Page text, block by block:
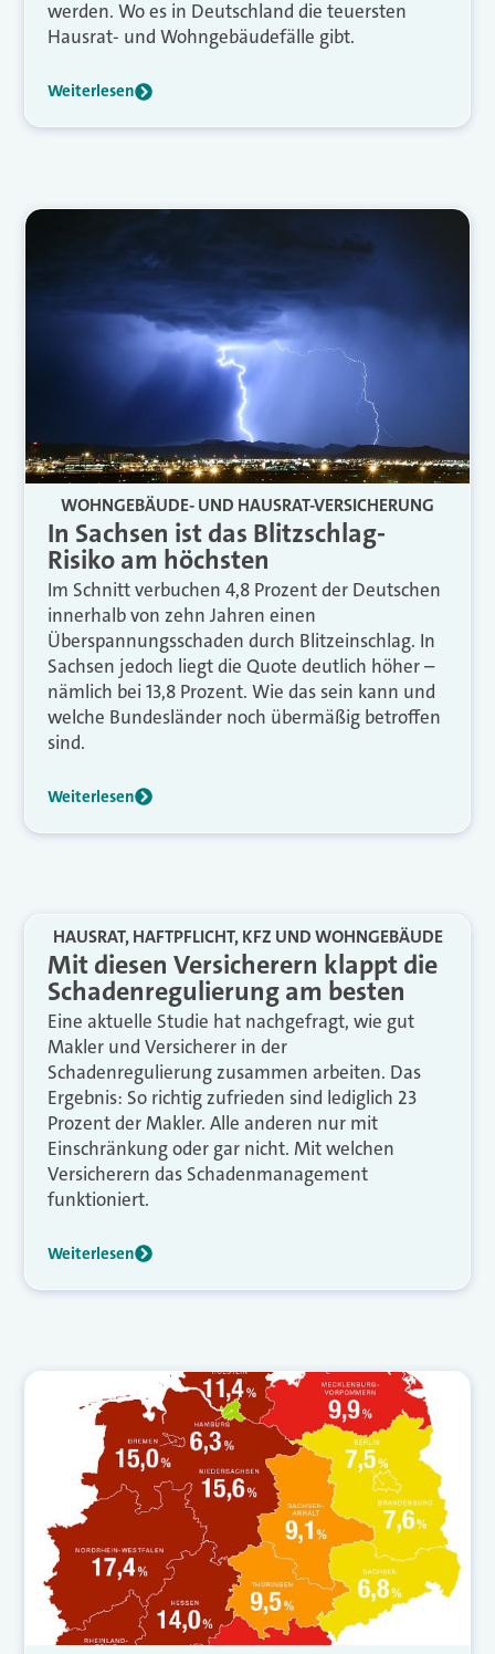
werden. Wo es in Deutschland die teuersten
Hausrat- und Wohngebäudefälle gibt.
Weiterlesen
WOHNGEBÄUDE- UND HAUSRAT-VERSICHERUNG
In Sachsen ist das Blitzschlag-
Risiko am höchsten
Im Schnitt verbuchen 4,8 Prozent der Deutschen
innerhalb von zehn Jahren einen
Überspannungsschaden durch Blitzeinschlag. In
Sachsen jedoch liegt die Quote deutlich höher –
nämlich bei 13,8 Prozent. Wie das sein kann und
welche Bundesländer noch übermäßig betroffen
sind.
Weiterlesen
HAUSRAT, HAFTPFLICHT, KFZ UND WOHNGEBÄUDE
Mit diesen Versicherern klappt die
Schadenregulierung am besten
Eine aktuelle Studie hat nachgefragt, wie gut
Makler und Versicherer in der
Schadenregulierung zusammen arbeiten. Das
Ergebnis: So richtig zufrieden sind lediglich 23
Prozent der Makler. Alle anderen nur mit
Einschränkung oder gar nicht. Mit welchen
Versicherern das Schadenmanagement
funktioniert.
Weiterlesen